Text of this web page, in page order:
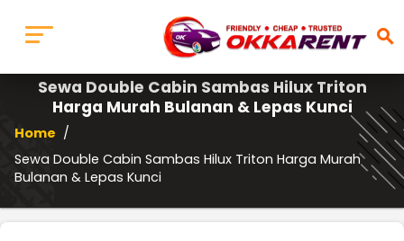
search
Sewa Double Cabin Sambas Hilux Triton
Harga Murah Bulanan & Lepas Kunci
Home /
Sewa Double Cabin Sambas Hilux Triton Harga Murah
Bulanan & Lepas Kunci